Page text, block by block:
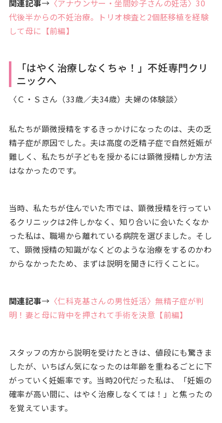
関連記事→〈アナウンサー・坐間妙子さんの妊活〉30
代後半からの不妊治療。トリオ検査と2個胚移植を経験
して母に【前編】
「はやく治療しなくちゃ！」不妊専門クリ
ニックへ
〈Ｃ・Ｓさん（33歳／夫34歳）夫婦の体験談〉
私たちが顕微授精をするきっかけになったのは、夫の乏
精子症が原因でした。夫は高度の乏精子症で自然妊娠が
難しく、私たちが子どもを授かるには顕微授精しか方法
はなかったのです。
当時、私たちが住んでいた市では、顕微授精を行ってい
るクリニックは2件しかなく、知り合いに会いたくなか
った私は、職場から離れている病院を選びました。そし
て、顕微授精の知識がなくどのような治療をするのかわ
からなかったため、まずは説明を聞きに行くことに。
関連記事→〈仁科克基さんの男性妊活〉無精子症が判
明！妻と母に背中を押されて手術を決意【前編】
スタッフの方から説明を受けたときは、値段にも驚きま
したが、いちばん気になったのは年齢を重ねるごとに下
がっていく妊娠率です。当時20代だった私は、「妊娠の
確率が高い間に、はやく治療しなくては！」と焦ったの
を覚えています。